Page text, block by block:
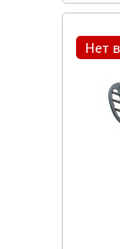
Нет